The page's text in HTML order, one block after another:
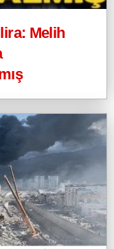
Melih